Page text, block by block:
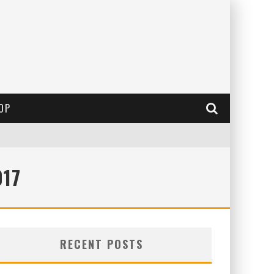
RECENT POSTS